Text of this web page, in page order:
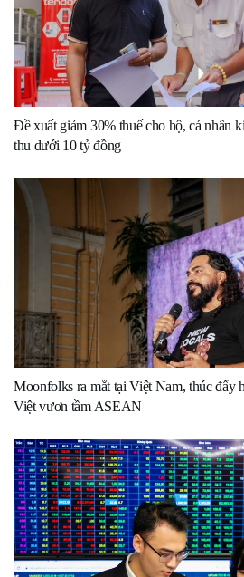
Đề xuất giảm 30% thuế cho hộ, cá nhân
thu dưới 10 tỷ đồng
Moonfolks ra mắt tại Việt Nam, thúc đẩy
Việt vươn tầm ASEAN